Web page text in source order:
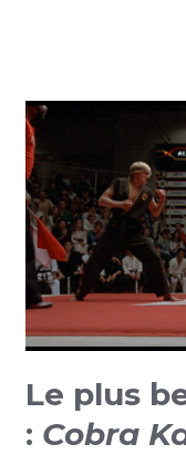
Le plus
: Cobra